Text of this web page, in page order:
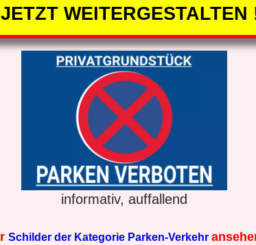
WEITERGESTALTEN
informativ, auffallend
Schilder der Kategorie Parken-Verkehr